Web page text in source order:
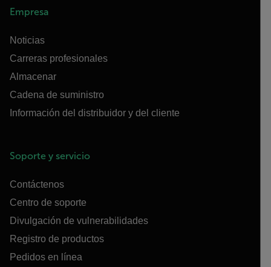
Empresa
Noticias
Carreras profesionales
Almacenar
Cadena de suministro
Información del distribuidor y del cliente
Soporte y servicio
Contáctenos
Centro de soporte
Divulgación de vulnerabilidades
Registro de productos
Pedidos en línea